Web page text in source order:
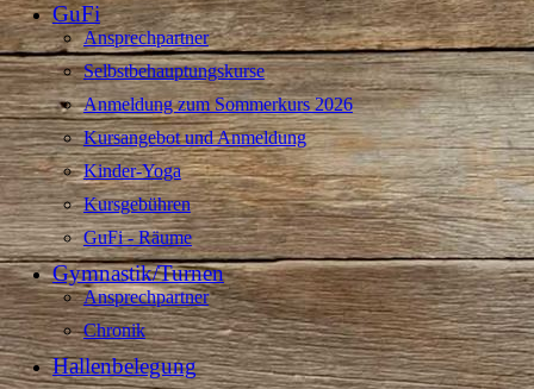
GuFi
Ansprechpartner
Selbstbehauptungskurse
Anmeldung zum Sommerkurs 2026
Kursangebot und Anmeldung
Kinder-Yoga
Kursgebühren
GuFi - Räume
Gymnastik/Turnen
Ansprechpartner
Chronik
Hallenbelegung